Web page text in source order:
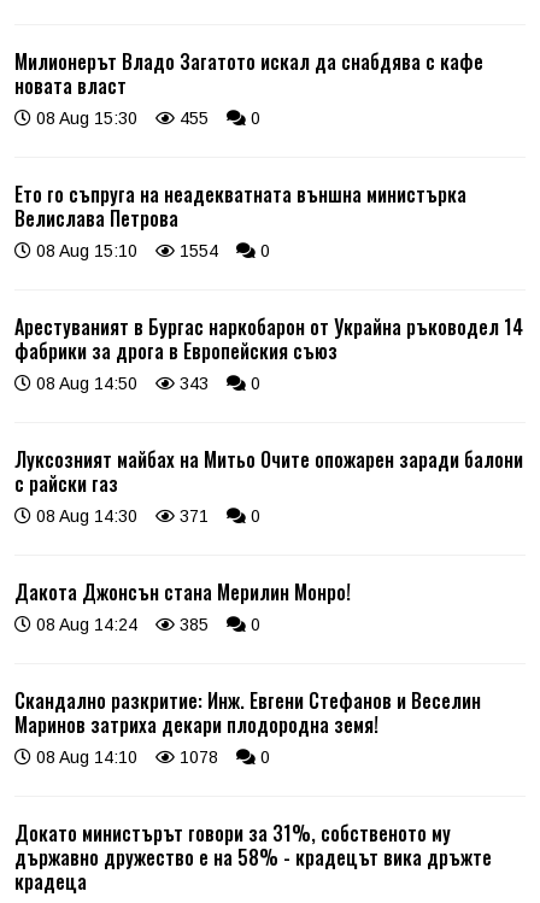
Милионерът Владо Загатото искал да снабдява с кафе
новата власт
08 Aug 15:30 455 0
Ето го съпруга на неадекватната външна министърка
Велислава Петрова
08 Aug 15:10 1554 0
Арестуваният в Бургас наркобарон от Украйна ръководел 14
фабрики за дрога в Европейския съюз
08 Aug 14:50 343 0
Луксозният майбах на Митьо Очите опожарен заради балони
с райски газ
08 Aug 14:30 371 0
Дакота Джонсън стана Мерилин Монро!
08 Aug 14:24 385 0
Скандално разкритие: Инж. Евгени Стефанов и Веселин
Маринов затриха декари плодородна земя!
08 Aug 14:10 1078 0
Докато министърът говори за 31%, собственото му
държавно дружество е на 58% - крадецът вика дръжте
крадеца